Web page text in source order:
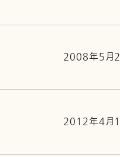
2008年5月
2012年4月